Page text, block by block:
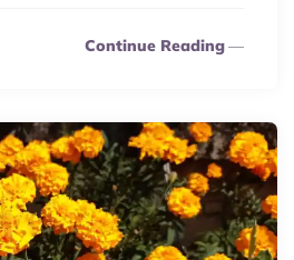
Continue Reading